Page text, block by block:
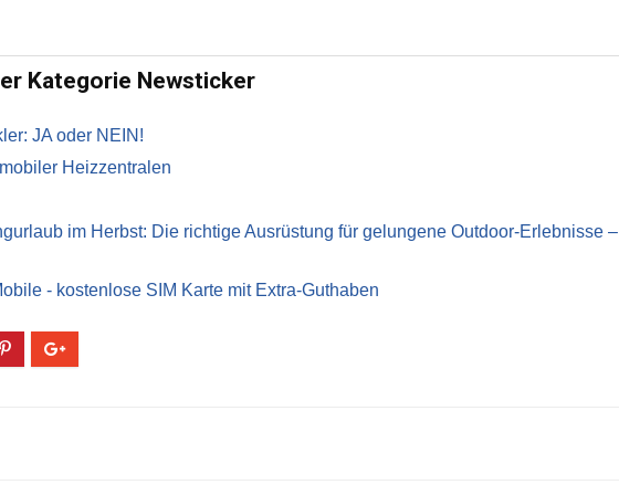
Kategorie Newsticker
JA oder NEIN!
Heizzentralen
im Herbst: Die richtige Ausrüstung für gelungene Outdoor-Erlebnisse –
- kostenlose SIM Karte mit Extra-Guthaben